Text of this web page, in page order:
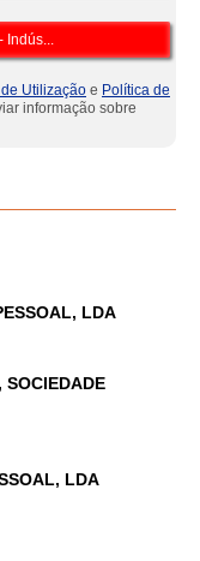
Utilização e Política de
informação sobre
LDA
SOCIEDADE
LDA